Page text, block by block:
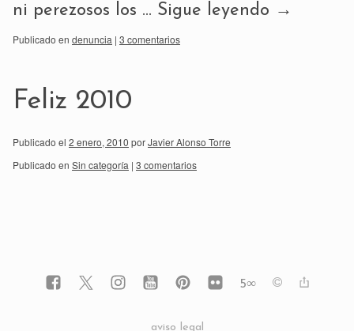
ni perezosos los … Sigue leyendo →
Publicado en denuncia | 3 comentarios
Feliz 2010
Publicado el 2 enero, 2010 porJavier Alonso Torre
Publicado en Sin categoría | 3 comentarios
5∞
aviso legal